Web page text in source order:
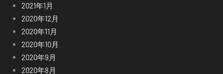
2021年1月
2020年12月
2020年11月
2020年10月
2020年9月
2020年8月